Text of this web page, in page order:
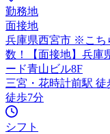
勤務地
面接地
兵庫県西宮市 ※こち
数！【面接地】兵庫
ード青山ビル8F
三宮・花時計前駅
徒歩7分
シフト